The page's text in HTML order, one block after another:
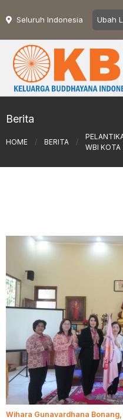
Seluruh Indonesia Ubah
Berita
HOME / BERITA /
WBI KOTA
Wihara Gunavardhana Bonang,